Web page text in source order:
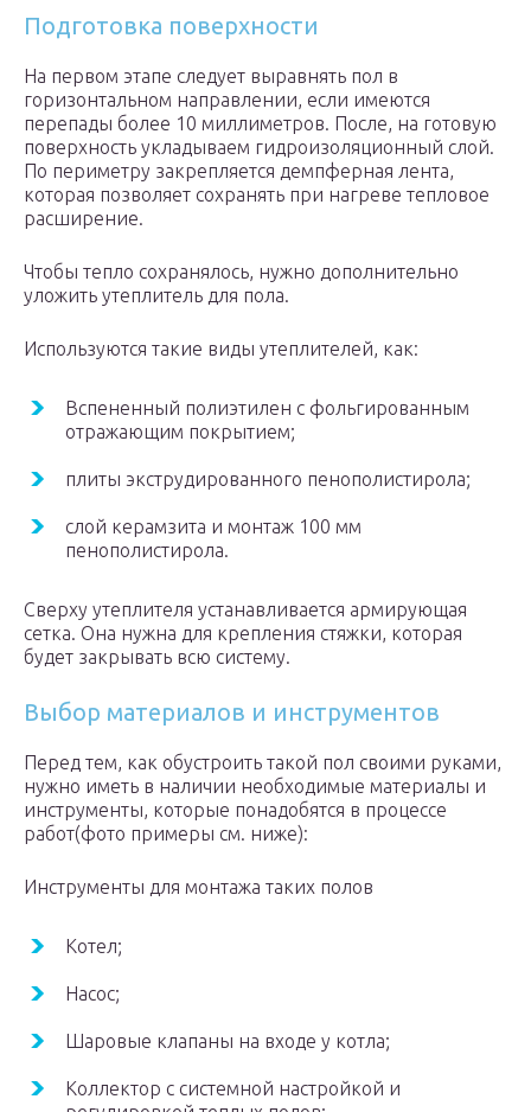
Подготовка поверхности
На первом этапе следует выравнять пол в
горизонтальном направлении, если имеются
перепады более 10 миллиметров. После, на готовую
поверхность укладываем гидроизоляционный слой.
По периметру закрепляется демпферная лента,
которая позволяет сохранять при нагреве тепловое
расширение.
Чтобы тепло сохранялось, нужно дополнительно
уложить утеплитель для пола.
Используются такие виды утеплителей, как:
Вспененный полиэтилен с фольгированным
отражающим покрытием;
плиты экструдированного пенополистирола;
слой керамзита и монтаж 100 мм
пенополистирола.
Сверху утеплителя устанавливается армирующая
сетка. Она нужна для крепления стяжки, которая
будет закрывать всю систему.
Выбор материалов и инструментов
Перед тем, как обустроить такой пол своими руками,
нужно иметь в наличии необходимые материалы и
инструменты, которые понадобятся в процессе
работ(фото примеры см. ниже):
Инструменты для монтажа таких полов
Котел;
Насос;
Шаровые клапаны на входе у котла;
Коллектор с системной настройкой и